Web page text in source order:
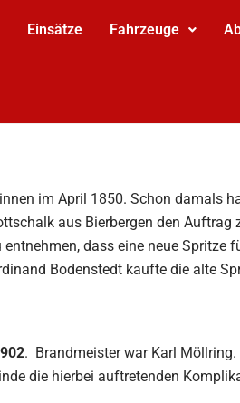
Einsätze Fahrzeuge
im April 1850. Schon damals
aus Bierbergen den Auftrag
dass eine neue Spritze
Bodenstedt kaufte die alte
. Brandmeister war Karl
die hierbei auftretenden